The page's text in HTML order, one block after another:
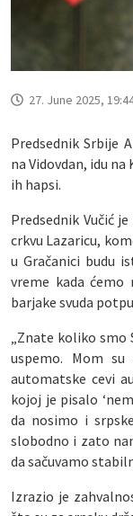
27. June 2025,
Predsednik Srbije
na Vidovdan, idu
ih hapsi.
Predsednik Vučić
crkvu Lazaricu,
u Gračanici budu
vreme kada
barjake svuda
„Znate koliko
uspemo. Mom
automatske cevi
kojoj je pisalo
da nosimo i
slobodno i zato
da sačuvamo
Izrazio je